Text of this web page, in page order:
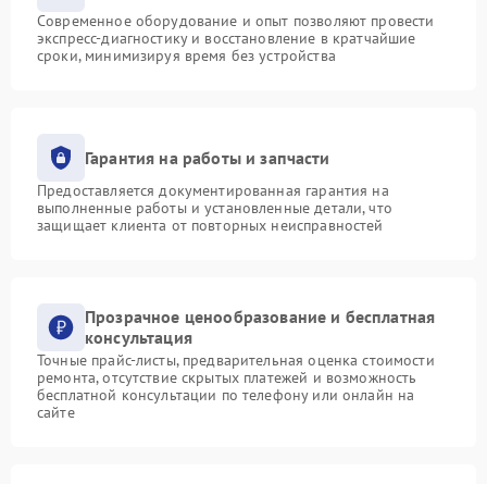
Современное оборудование и опыт позволяют провести
экспресс-диагностику и восстановление в кратчайшие
сроки, минимизируя время без устройства
Гарантия на работы и запчасти
Предоставляется документированная гарантия на
выполненные работы и установленные детали, что
защищает клиента от повторных неисправностей
Прозрачное ценообразование и бесплатная
консультация
Точные прайс-листы, предварительная оценка стоимости
ремонта, отсутствие скрытых платежей и возможность
бесплатной консультации по телефону или онлайн на
сайте